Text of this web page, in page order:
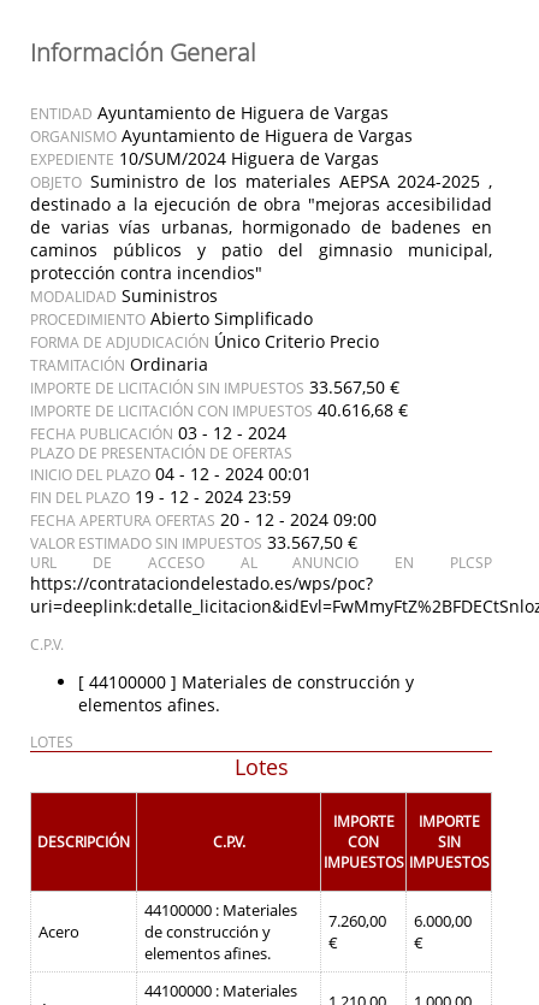
Información General
ENTIDAD Ayuntamiento de Higuera de Vargas
ORGANISMO Ayuntamiento de Higuera de Vargas
EXPEDIENTE 10/SUM/2024 Higuera de Vargas
OBJETO Suministro de los materiales AEPSA 2024-2025 ,
destinado a la ejecución de obra "mejoras accesibilidad
de varias vías urbanas, hormigonado de badenes en
caminos públicos y patio del gimnasio municipal,
protección contra incendios"
MODALIDAD Suministros
PROCEDIMIENTO Abierto Simplificado
FORMA DE ADJUDICACIÓN Único Criterio Precio
TRAMITACIÓN Ordinaria
IMPORTE DE LICITACIÓN SIN IMPUESTOS 33.567,50 €
IMPORTE DE LICITACIÓN CON IMPUESTOS 40.616,68 €
FECHA PUBLICACIÓN 03 - 12 - 2024
PLAZO DE PRESENTACIÓN DE OFERTAS
INICIO DEL PLAZO 04 - 12 - 2024 00:01
FIN DEL PLAZO 19 - 12 - 2024 23:59
FECHA APERTURA OFERTAS 20 - 12 - 2024 09:00
VALOR ESTIMADO SIN IMPUESTOS 33.567,50 €
URL DE ACCESO AL ANUNCIO EN PLCSP
https://contrataciondelestado.es/wps/poc?
C.P.V.
[ 44100000 ] Materiales de construcción y
elementos afines.
LOTES
Lotes
DESCRIPCIÓN C.P.V.
IMPORTE
CON
IMPUESTOS
IMPORTE
SIN
IMPUESTOS
Acero
44100000 : Materiales
de construcción y
elementos afines.
7.260,00
€
6.000,00
€
44100000 : Materiales